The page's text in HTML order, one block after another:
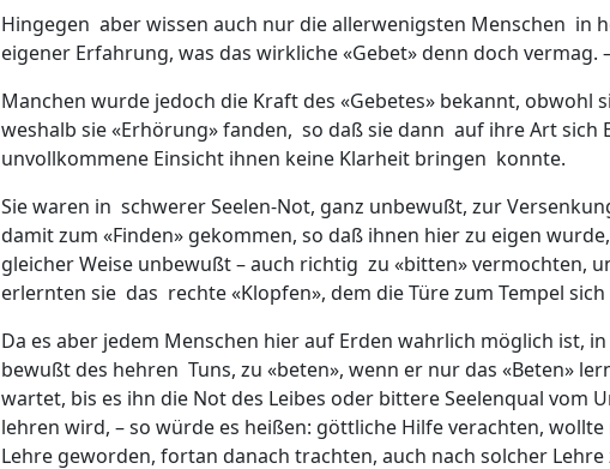
Hingegen aber wissen auch nur die allerwenigsten Menschen in
eigener Erfahrung, was das wirkliche «Gebet» denn doch vermag.
Manchen wurde jedoch die Kraft des «Gebetes» bekannt, obwohl
weshalb sie «Erhörung» fanden, so daß sie dann auf ihre Art sich
unvollkommene Einsicht ihnen keine Klarheit bringen konnte.
Sie waren in schwerer Seelen-Not, ganz unbewußt, zur
damit zum «Finden» gekommen, so daß ihnen hier zu eigen
gleicher Weise unbewußt – auch richtig zu «bitten» vermochten,
erlernten sie das rechte «Klopfen», dem die Türe zum Tempel
Da es aber jedem Menschen hier auf Erden wahrlich möglich ist,
bewußt des hehren Tuns, zu «beten», wenn er nur das «Beten»
wartet, bis es ihn die Not des Leibes oder bittere Seelenqual vom
lehren wird, – so würde es heißen: göttliche Hilfe verachten,
Lehre geworden, fortan danach trachten, auch nach solcher